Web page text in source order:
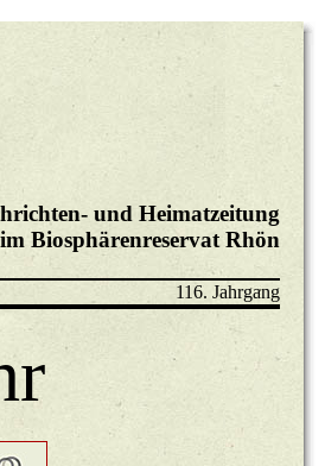
und Heimatzeitung
im Biosphärenreservat Rhön
116. Jahrgang